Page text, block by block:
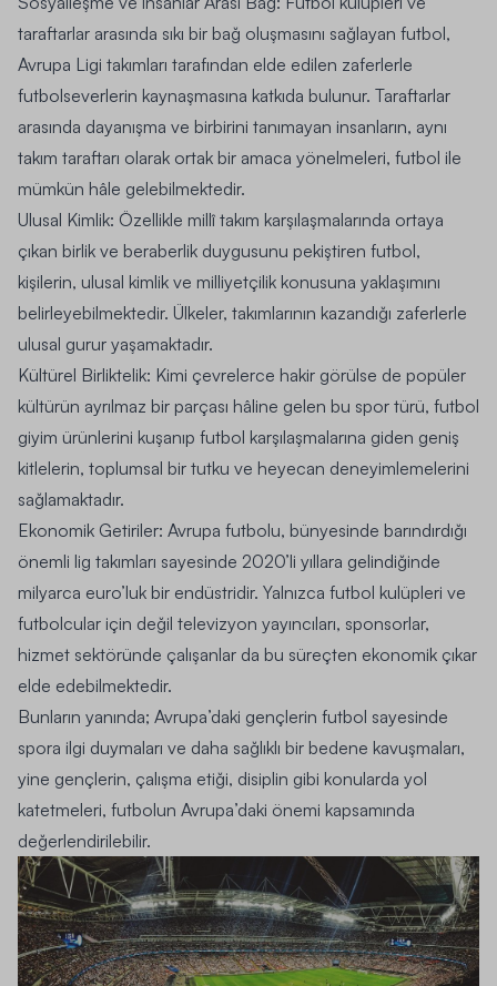
taraftarlar arasında sıkı bir bağ oluşmasını sağlayan futbol,
Avrupa Ligi takımları tarafından elde edilen zaferlerle
futbolseverlerin kaynaşmasına katkıda bulunur. Taraftarlar
arasında dayanışma ve birbirini tanımayan insanların, aynı
takım taraftarı olarak ortak bir amaca yönelmeleri, futbol ile
mümkün hâle gelebilmektedir.
Ulusal Kimlik: Özellikle millî takım karşılaşmalarında ortaya
çıkan birlik ve beraberlik duygusunu pekiştiren futbol,
kişilerin, ulusal kimlik ve milliyetçilik konusuna yaklaşımını
belirleyebilmektedir. Ülkeler, takımlarının kazandığı zaferlerle
ulusal gurur yaşamaktadır.
Kültürel Birliktelik: Kimi çevrelerce hakir görülse de popüler
kültürün ayrılmaz bir parçası hâline gelen bu spor türü, futbol
giyim ürünlerini kuşanıp futbol karşılaşmalarına giden geniş
kitlelerin, toplumsal bir tutku ve heyecan deneyimlemelerini
sağlamaktadır.
Ekonomik Getiriler: Avrupa futbolu, bünyesinde barındırdığı
önemli lig takımları sayesinde 2020’li yıllara gelindiğinde
milyarca euro’luk bir endüstridir. Yalnızca futbol kulüpleri ve
futbolcular için değil televizyon yayıncıları, sponsorlar,
hizmet sektöründe çalışanlar da bu süreçten ekonomik çıkar
elde edebilmektedir.
Bunların yanında; Avrupa’daki gençlerin futbol sayesinde
spora ilgi duymaları ve daha sağlıklı bir bedene kavuşmaları,
yine gençlerin, çalışma etiği, disiplin gibi konularda yol
katetmeleri, futbolun Avrupa’daki önemi kapsamında
değerlendirilebilir.